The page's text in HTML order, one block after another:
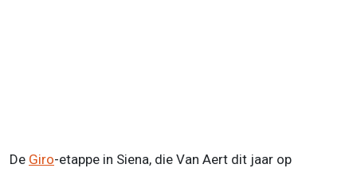
De Giro-etappe in Siena, die Van Aert dit jaar op